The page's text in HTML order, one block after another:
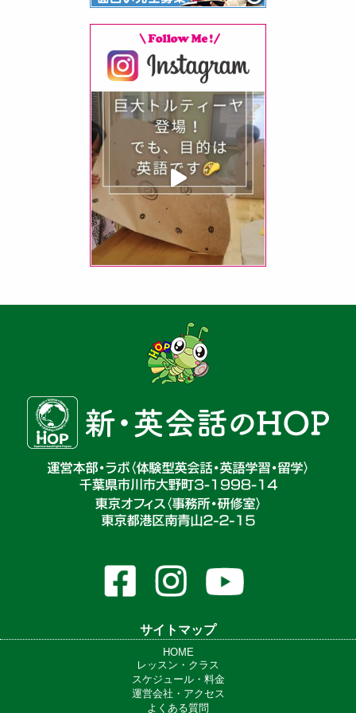
サイトマップ
HOME
レッスン・クラス
スケジュール・料金
運営会社・アクセス
よくある質問